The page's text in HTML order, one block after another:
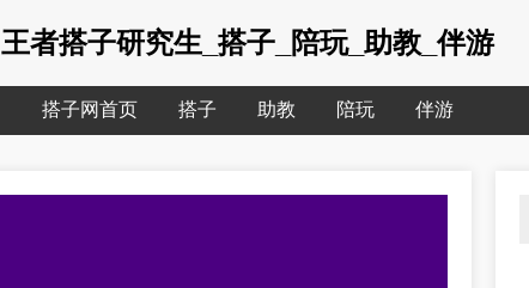
王者搭子研究生_搭子_陪玩_助教_伴游
搭子网首页 搭子 助教 陪玩 伴游